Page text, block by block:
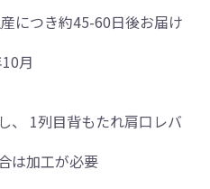
につき約45-60日後お届け
月
、 1列目背もたれ肩口レバ
は加工が必要